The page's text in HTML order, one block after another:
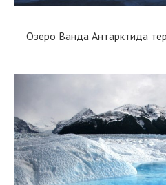
Озеро Ванда Антарктида